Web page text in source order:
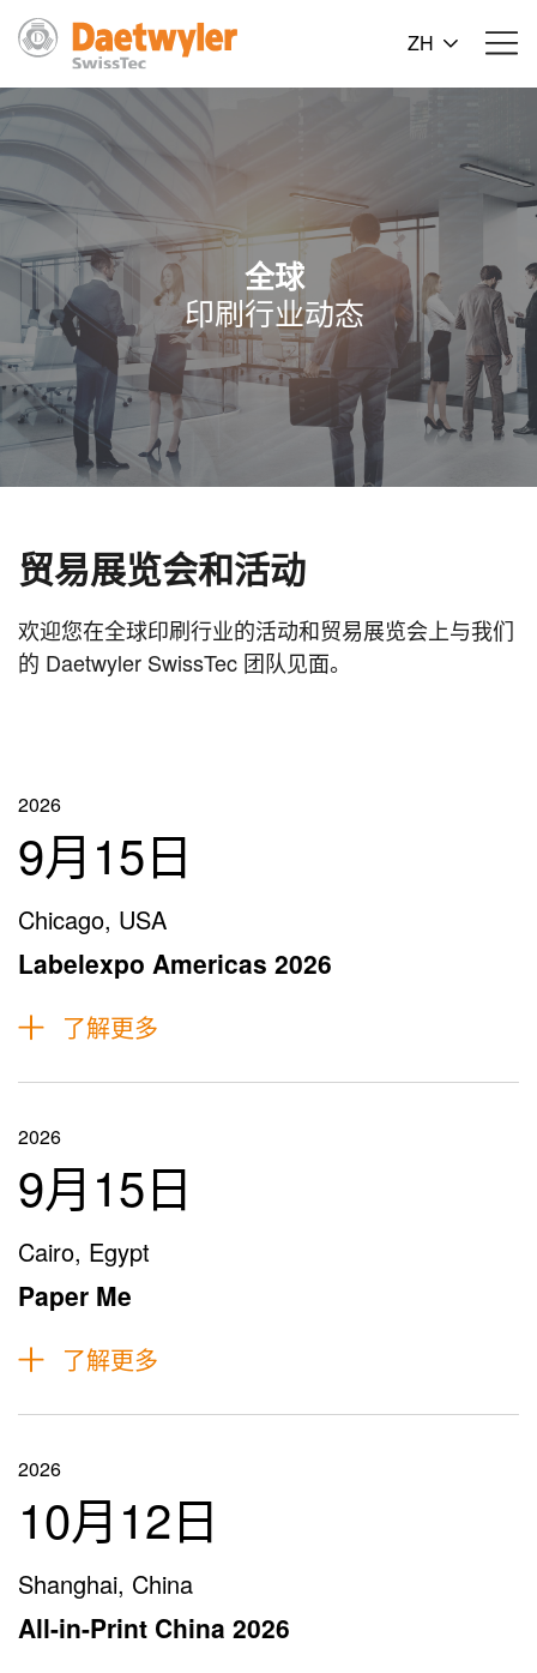
ZH
全球
印刷行业动态
贸易展览会和活动
欢迎您在全球印刷行业的活动和贸易展览会上与我们
的 Daetwyler SwissTec 团队见面。
2026
9月15日
Chicago, USA
Labelexpo Americas 2026
了解更多
2026
9月15日
Cairo, Egypt
Paper Me
了解更多
2026
10月12日
Shanghai, China
All-in-Print China 2026